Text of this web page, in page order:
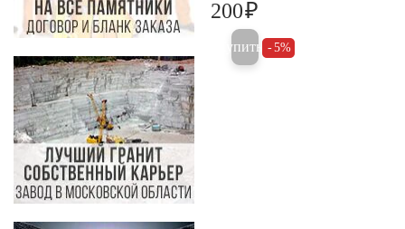
200₽
Купить 5%